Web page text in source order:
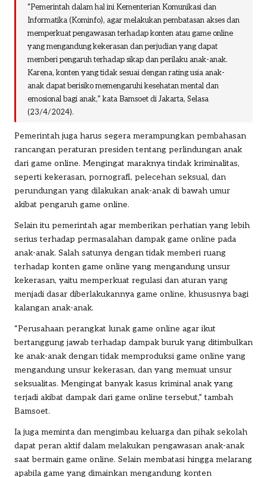
“Pemerintah dalam hal ini Kementerian Komunikasi dan
Informatika (Kominfo), agar melakukan pembatasan akses dan
memperkuat pengawasan terhadap konten atau game online
yang mengandung kekerasan dan perjudian yang dapat
memberi pengaruh terhadap sikap dan perilaku anak-anak.
Karena, konten yang tidak sesuai dengan rating usia anak-
anak dapat berisiko memengaruhi kesehatan mental dan
emosional bagi anak,” kata Bamsoet di Jakarta, Selasa
(23/4/2024).
Pemerintah juga harus segera merampungkan pembahasan
rancangan peraturan presiden tentang perlindungan anak
dari game online. Mengingat maraknya tindak kriminalitas,
seperti kekerasan, pornografi, pelecehan seksual, dan
perundungan yang dilakukan anak-anak di bawah umur
akibat pengaruh game online.
Selain itu pemerintah agar memberikan perhatian yang lebih
serius terhadap permasalahan dampak game online pada
anak-anak. Salah satunya dengan tidak memberi ruang
terhadap konten game online yang mengandung unsur
kekerasan, yaitu memperkuat regulasi dan aturan yang
menjadi dasar diberlakukannya game online, khususnya bagi
kalangan anak-anak.
“Perusahaan perangkat lunak game online agar ikut
bertanggung jawab terhadap dampak buruk yang ditimbulkan
ke anak-anak dengan tidak memproduksi game online yang
mengandung unsur kekerasan, dan yang memuat unsur
seksualitas. Mengingat banyak kasus kriminal anak yang
terjadi akibat dampak dari game online tersebut,” tambah
Bamsoet.
Ia juga meminta dan mengimbau keluarga dan pihak sekolah
dapat peran aktif dalam melakukan pengawasan anak-anak
saat bermain game online. Selain membatasi hingga melarang
apabila game yang dimainkan mengandung konten